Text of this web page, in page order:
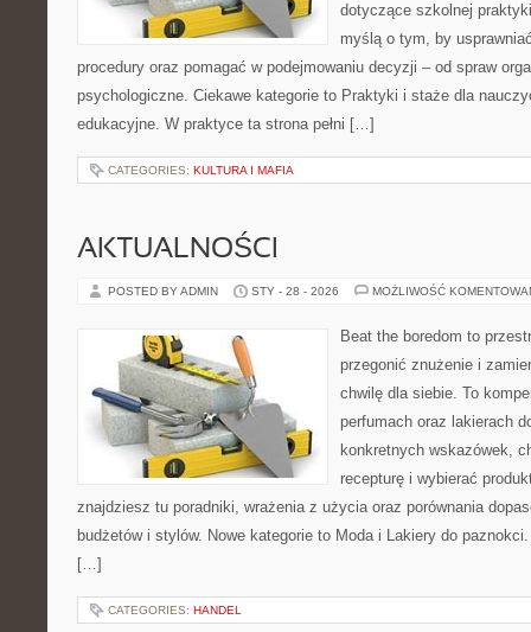
dotyczące szkolnej
myślą o tym, by
procedury oraz pomagać w podejmowaniu decyzji – od spraw
psychologiczne. Ciekawe kategorie to Praktyki i staże dla
edukacyjne. W praktyce ta strona pełni […]
CATEGORIES: KULTURA I MAFIA
AKTUALNOŚCI
POSTED BY ADMIN STY - 28 - 2026 MOŻLIWOŚĆ
Beat the boredom to
przegonić znużenie i
chwilę dla siebie. To
perfumach oraz lakierach
konkretnych wskazówek,
recepturę i wybierać
znajdziesz tu poradniki, wrażenia z użycia oraz porównania
budżetów i stylów. Nowe kategorie to Moda i Lakiery do
[…]
CATEGORIES: HANDEL